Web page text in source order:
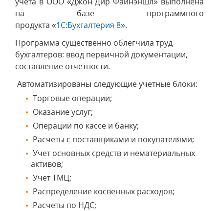
на базе программного
продукта «1С:Бухгалтерия 8».
Программа существенно облегчила труд
бухгалтеров: ввод первичной документации,
составление отчетности.
Автоматизированы следующие учетные блоки:
Торговые операции;
Оказание услуг;
Операции по кассе и банку;
Расчеты с поставщиками и покупателями;
Учет основных средств и нематериальных
активов;
Учет ТМЦ;
Распределение косвенных расходов;
Расчеты по НДС;